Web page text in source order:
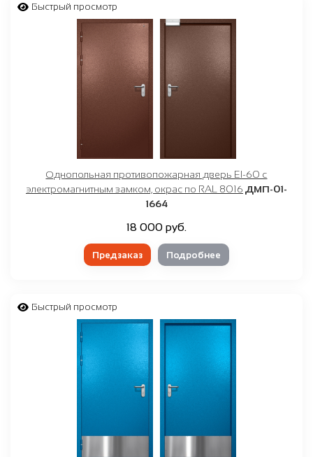
Быстрый просмотр
Однопольная противопожарная дверь EI-60 с
электромагнитным замком, окрас по RAL 8016 ДМП-01-
1664
18 000 руб.
Предзаказ Подробнее
Быстрый просмотр